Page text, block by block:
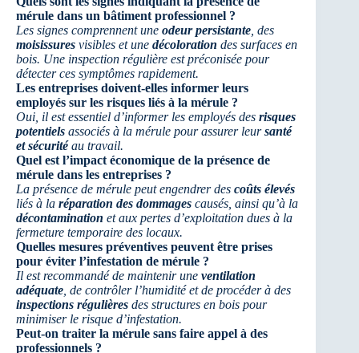
mérule dans un bâtiment professionnel ?
Les signes comprennent une odeur persistante , des
moisissures visibles et une décoloration des surfaces en
bois. Une inspection régulière est préconisée pour
détecter ces symptômes rapidement.
Les entreprises doivent-elles informer leurs
employés sur les risques liés à la mérule ?
Oui, il est essentiel d’informer les employés des risques
potentiels associés à la mérule pour assurer leursanté
et sécuritéau travail.
Quel est l’impact économique de la présence de
mérule dans les entreprises ?
La présence de mérule peut engendrer des coûts élevés
liés à la réparation des dommages causés, ainsi qu’à la
décontamination et aux pertes d’exploitation dues à la
fermeture temporaire des locaux.
Quelles mesures préventives peuvent être prises
pour éviter l’infestation de mérule ?
Il est recommandé de maintenir une ventilation
adéquate , de contrôler l’humidité et de procéder à des
inspections régulières des structures en bois pour
minimiser le risque d’infestation.
Peut-on traiter la mérule sans faire appel à des
professionnels ?